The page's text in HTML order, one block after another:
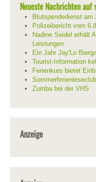
Neueste Nachrichten auf
Blutspendedienst
Polizeibericht vom
Nadine Seidel erhält
Leistungen
Ein Jahr Jay'Lo
Tourist-Information
Ferienkurs bietet
Zumba bei der VHS
Anzeige